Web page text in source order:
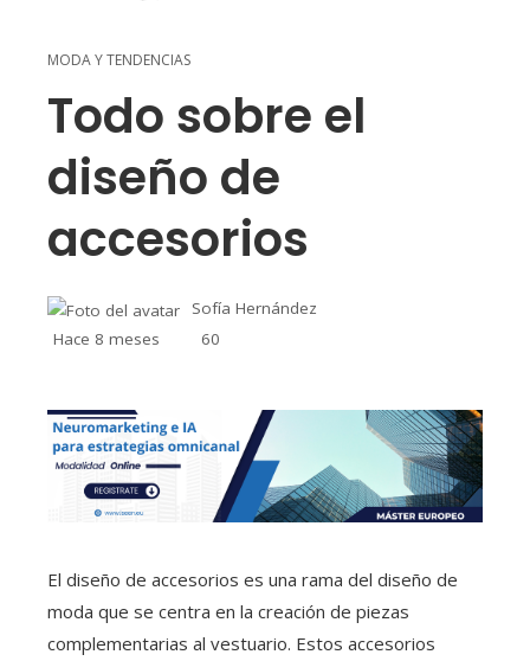
MODA Y TENDENCIAS
Todo sobre el
diseño de
accesorios
Sofía Hernández
Hace 8 meses
60
El diseño de accesorios es una rama del diseño de
moda que se centra en la creación de piezas
complementarias al vestuario. Estos accesorios